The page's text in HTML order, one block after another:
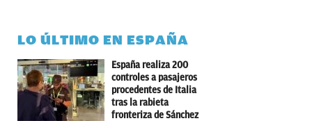
LO ÚLTIMO EN ESPAÑA
España realiza 200
controles a pasajeros
procedentes de Italia
tras la rabieta
fronteriza de Sánchez